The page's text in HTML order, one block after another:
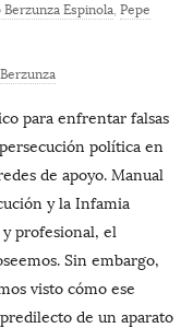
Espinola Pepe
para enfrentar falsas
política en
de apoyo. Manual
y la Infamia
profesional, el
Sin embargo,
visto cómo ese
de un aparato